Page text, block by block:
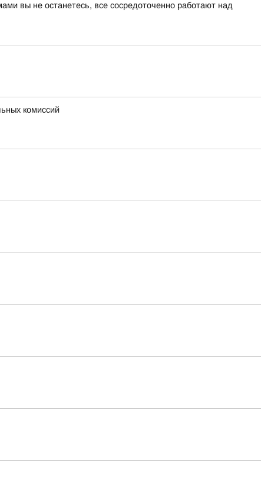
вы не останетесь, все сосредоточенно работают над
комиссий